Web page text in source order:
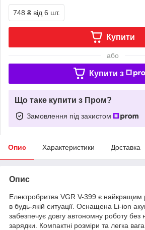
748 ₴ від 6 шт.
Купити
або
Купити з
Що таке купити з Пром?
Замовлення під захистом
Опис Характеристики Доставка
Опис
Електробритва VGR V-399 є найкращим
в будь-якій ситуації. Оснащена Li-ion
забезпечує довгу автономну роботу без
зарядки. Компактні розміри та легка